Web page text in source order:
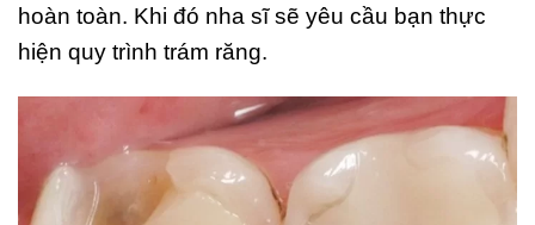
hoàn toàn. Khi đó nha sĩ sẽ yêu cầu bạn thực
hiện quy trình trám răng.